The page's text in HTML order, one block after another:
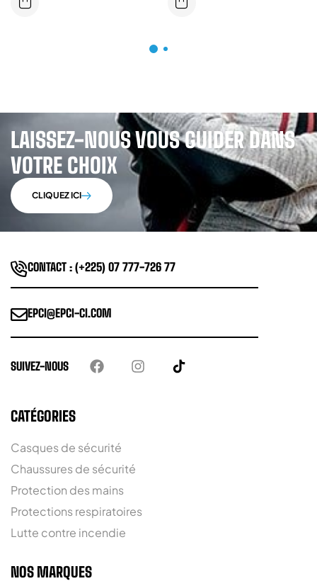
LAISSEZ-NOUS VOUS GUIDER DANS
VOTRE CHOIX
CLIQUEZ ICI
CONTACT : (+225) 07 777-726 77
EPCI@EPCI-CI.COM
SUIVEZ-NOUS
CATÉGORIES
Casques de sécurité
Chaussures de sécurité
Protection des mains
Protections respiratoires
Lutte contre incendie
NOS MARQUES